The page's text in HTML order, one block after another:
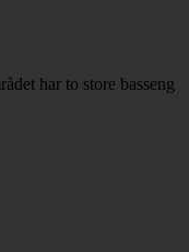
har to store basseng